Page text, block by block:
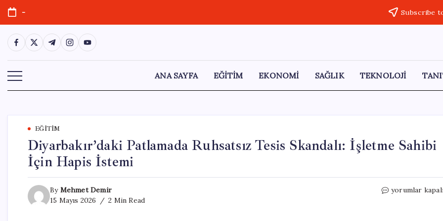
Skip
content
- Subscribe
https://www.facebook.com/
https://twitter.com/
https://t.me/
https://www.instagram.com/
https://youtube.com/
ANA SAYFA EĞİTİM EKONOMİ SAĞLIK TEKNOLOJİ
EĞITIM
Diyarbakır’daki Patlamada Ruhsatsız Tesis Skandalı: İşletme Sahibi
İçin Hapis İstemi
By Mehmet Demir
15 Mayıs 2026
2 Min Read
Diyarbakır’daki
yorumlar